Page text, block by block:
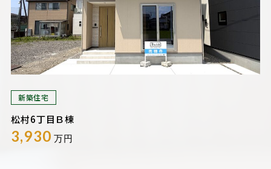
新築住宅
松村6丁目Ｂ棟
3,930 万円